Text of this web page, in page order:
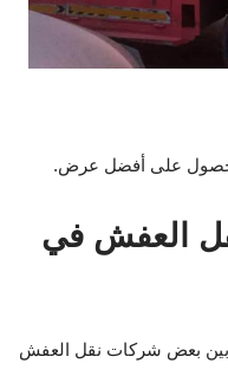
على أفضل عرض.
العفش في
بين بعض شركات نقل العفش